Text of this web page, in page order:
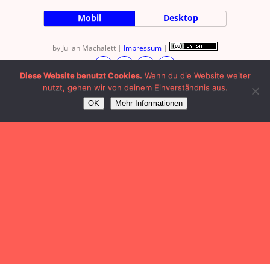
Mobil Desktop
by Julian Machalett | Impressum |
Diese Website benutzt Cookies. Wenn du die Website weiter
nutzt, gehen wir von deinem Einverständnis aus.
OK Mehr Informationen